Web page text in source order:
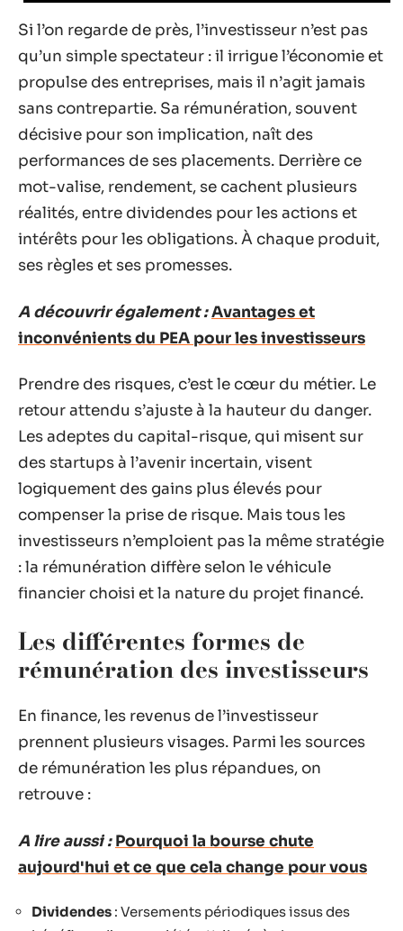
Si l’on regarde de près, l’investisseur n’est pas
qu’un simple spectateur : il irrigue l’économie et
propulse des entreprises, mais il n’agit jamais
sans contrepartie. Sa rémunération, souvent
décisive pour son implication, naît des
performances de ses placements. Derrière ce
mot-valise, rendement, se cachent plusieurs
réalités, entre dividendes pour les actions et
intérêts pour les obligations. À chaque produit,
ses règles et ses promesses.
A découvrir également :Avantages et
inconvénients du PEA pour les investisseurs
Prendre des risques, c’est le cœur du métier. Le
retour attendu s’ajuste à la hauteur du danger.
Les adeptes du capital-risque, qui misent sur
des startups à l’avenir incertain, visent
logiquement des gains plus élevés pour
compenser la prise de risque. Mais tous les
investisseurs n’emploient pas la même stratégie
: la rémunération diffère selon le véhicule
financier choisi et la nature du projet financé.
Les différentes formes de
rémunération des investisseurs
En finance, les revenus de l’investisseur
prennent plusieurs visages. Parmi les sources
de rémunération les plus répandues, on
retrouve :
A lire aussi : Pourquoi la bourse chute
aujourd'hui et ce que cela change pour vous
Dividendes : Versements périodiques issus des